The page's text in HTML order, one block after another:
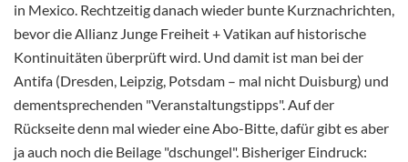
in Mexico. Rechtzeitig danach wieder bunte Kurznachrichten,
bevor die Allianz Junge Freiheit + Vatikan auf historische
Kontinuitäten überprüft wird. Und damit ist man bei der
Antifa (Dresden, Leipzig, Potsdam – mal nicht Duisburg) und
dementsprechenden "Veranstaltungstipps". Auf der
Rückseite denn mal wieder eine Abo-Bitte, dafür gibt es aber
ja auch noch die Beilage "dschungel". Bisheriger Eindruck: